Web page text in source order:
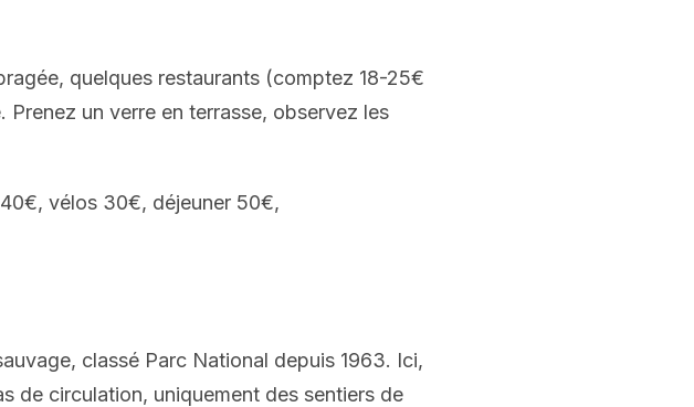
quelques restaurants (comptez 18-25€
un verre en terrasse, observez les
vélos 30€, déjeuner 50€,
classé Parc National depuis 1963. Ici,
de circulation, uniquement des sentiers de